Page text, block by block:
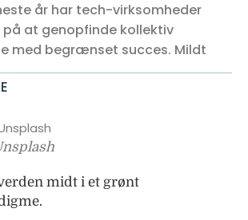
år har tech-virksomheder
at genopfinde kollektiv
med begrænset succes. Mildt
midt i et grønt